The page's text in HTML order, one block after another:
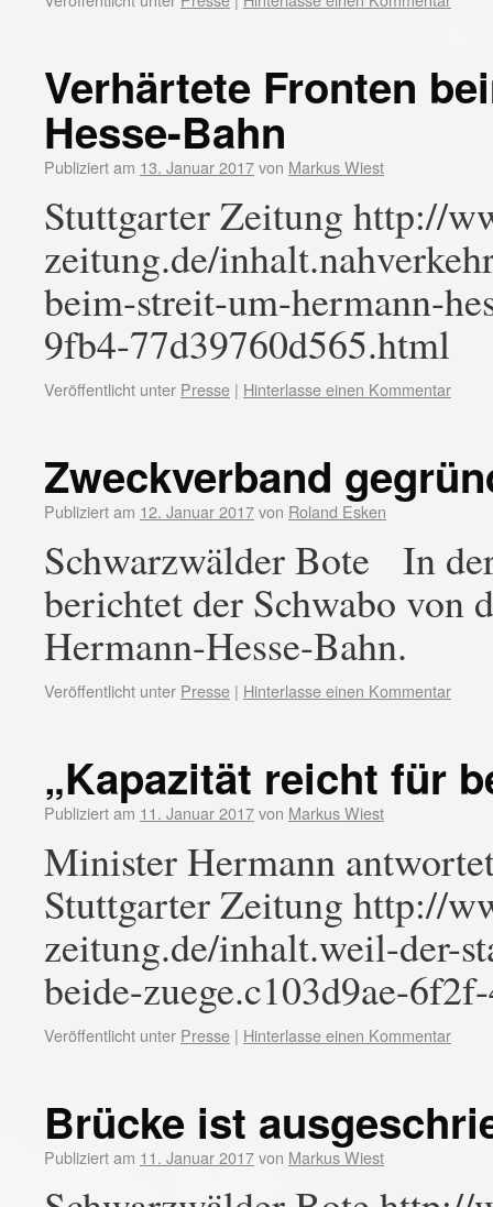
Verhärtete Fronten
Hesse-Bahn
Publiziert am 13. Januar 2017von Markus Wiest
Stuttgarter Zeitung http://
zeitung.de/
beim-streit-um-hermann-
9fb4-77d39760d565.html
Veröffentlicht unter Presse | Hinterlasse einen Kommentar
Zweckverband
Publiziert am 12. Januar 2017von Roland Esken
Schwarzwälder Bote In
berichtet der Schwabo von
Hermann-Hesse-Bahn.
Veröffentlicht unter Presse | Hinterlasse einen Kommentar
„Kapazität reicht für
Publiziert am 11. Januar 2017von Markus Wiest
Minister Hermann
Stuttgarter Zeitung http://
zeitung.de/inhalt.weil-der-
beide-zuege.c103d9ae-
Veröffentlicht unter Presse | Hinterlasse einen Kommentar
Brücke ist
Publiziert am 11. Januar 2017von Markus Wiest